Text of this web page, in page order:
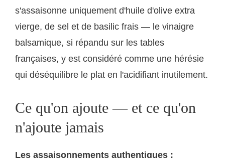
s'assaisonne uniquement d'huile d'olive extra
vierge, de sel et de basilic frais — le vinaigre
balsamique, si répandu sur les tables
françaises, y est considéré comme une hérésie
qui déséquilibre le plat en l'acidifiant inutilement.
Ce qu'on ajoute — et ce qu'on
n'ajoute jamais
Les assaisonnements authentiques :